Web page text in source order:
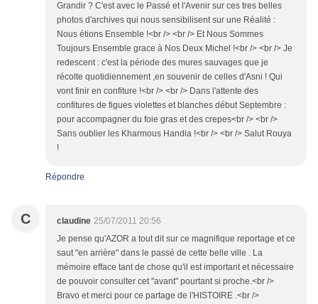
Grandir ? C'est avec le Passé et l'Avenir sur ces tres belles
photos d'archives qui nous sensibilisent sur une Réalité :
Nous étions Ensemble !<br /> <br /> Et Nous Sommes
Toujours Ensemble grace à Nos Deux Michel !<br /> <br /> Je
redescent : c'est la période des mures sauvages que je
récolte quotidiennement ,en souvenir de celles d'Asni ! Qui
vont finir en confiture !<br /> <br /> Dans l'attente des
confitures de figues violettes et blanches début Septembre :
pour accompagner du foie gras et des crepes<br /> <br />
Sans oublier les Kharmous Handia !<br /> <br /> Salut Rouya
!
Répondre
C claudine 25/07/2011 20:56
Je pense qu'AZOR a tout dit sur ce magnifique reportage et ce
saut "en arrière" dans le passé de cette belle ville . La
mémoire efface tant de chose qu'il est important et nécessaire
de pouvoir consulter cet "avant" pourtant si proche.<br />
Bravo et merci pour ce partage de l'HISTOIRE .<br />